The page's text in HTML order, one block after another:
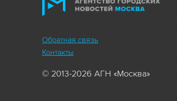
Обратная связь
Контакты
© 2013-2026 АГН «Москва»